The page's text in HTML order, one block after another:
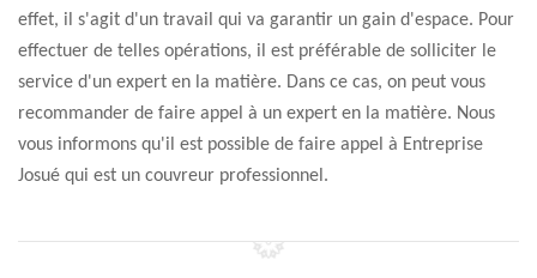
effet, il s'agit d'un travail qui va garantir un gain d'espace. Pour
effectuer de telles opérations, il est préférable de solliciter le
service d'un expert en la matière. Dans ce cas, on peut vous
recommander de faire appel à un expert en la matière. Nous
vous informons qu'il est possible de faire appel à Entreprise
Josué qui est un couvreur professionnel.